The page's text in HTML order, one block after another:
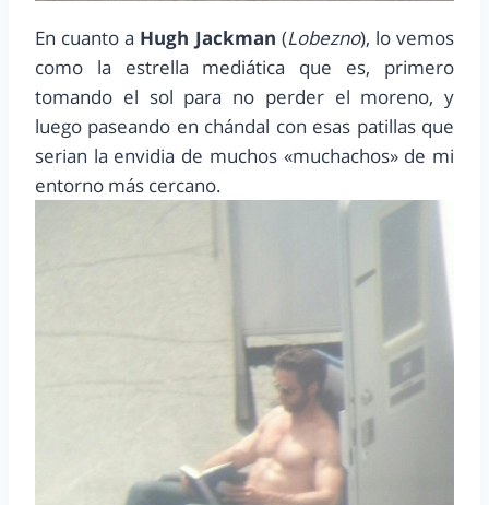
En cuanto a Hugh Jackman (Lobezno), lo vemos
como la estrella mediática que es, primero
tomando el sol para no perder el moreno, y
luego paseando en chándal con esas patillas que
serian la envidia de muchos «muchachos» de mi
entorno más cercano.